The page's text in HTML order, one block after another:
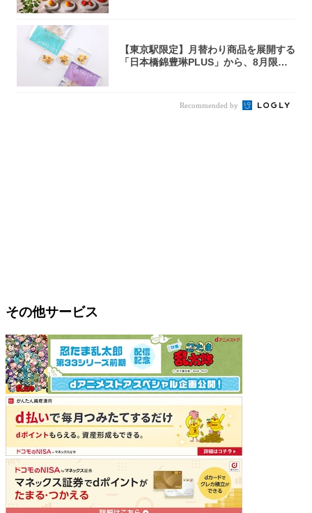
【東京駅限定】月替わり商品を展開する
「日本橋錦豊琳PLUS」から、8月限定
Recommended by
その他サービス